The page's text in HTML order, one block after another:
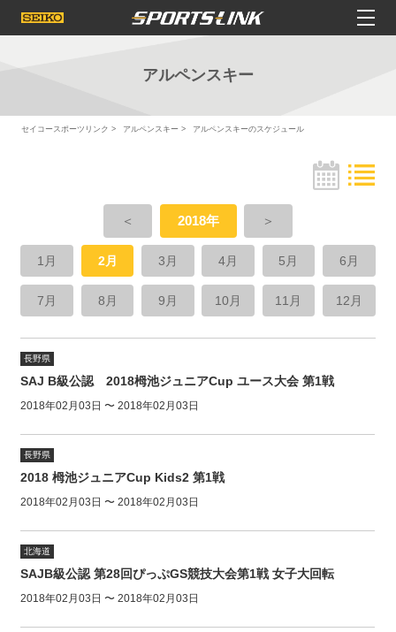
アルペンスキー
セイコースポーツリンク アルペンスキー アルペンスキーのスケジュール
＜ 2018年 ＞
1月 2月 3月 4月 5月 6月
7月 8月 9月 10月 11月 12月
長野県
SAJ B級公認 2018栂池ジュニアCup ユース大会 第1戦
2018年02月03日 〜 2018年02月03日
長野県
2018 栂池ジュニアCup Kids2 第1戦
2018年02月03日 〜 2018年02月03日
北海道
SAJB級公認 第28回ぴっぷGS競技大会第1戦 女子大回転
2018年02月03日 〜 2018年02月03日